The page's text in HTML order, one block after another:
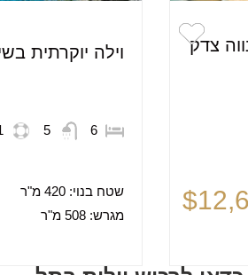
צדק
וילה יוקרתית
6
5
שטח בנוי: 420 מ"ר
מגרש: 508 מ"ר